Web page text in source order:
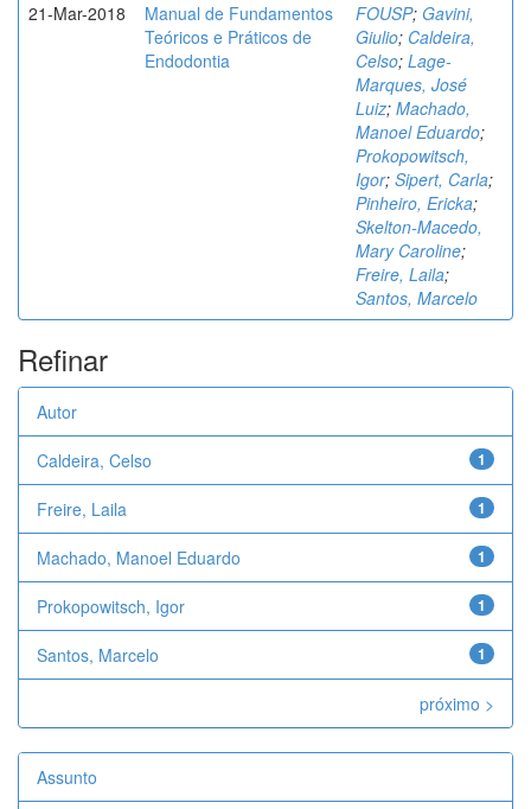
21-Mar-2018
Manual de Fundamentos
Teóricos e Práticos de
Endodontia
FOUSP; Gavini,
Giulio; Caldeira,
Celso; Lage-
Marques, José
Luiz; Machado,
Manoel Eduardo;
Prokopowitsch,
Igor; Sipert, Carla;
Pinheiro, Ericka;
Skelton-Macedo,
Mary Caroline;
Freire, Laila;
Santos, Marcelo
Refinar
Autor
1
Caldeira, Celso
1
Freire, Laila
1
Machado, Manoel Eduardo
1
Prokopowitsch, Igor
1
Santos, Marcelo
próximo >
Assunto